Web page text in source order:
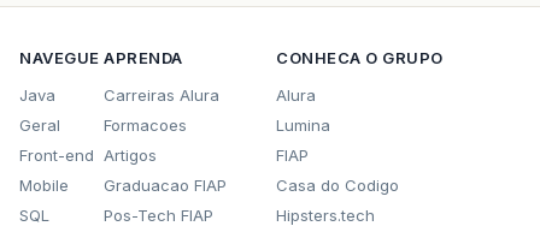
NAVEGUE
Java
Geral
Front-end
Mobile
SQL
APRENDA
Carreiras Alura
Formacoes
Artigos
Graduacao FIAP
Pos-Tech FIAP
CONHECA O GRUPO
Alura
Lumina
FIAP
Casa do Codigo
Hipsters.tech